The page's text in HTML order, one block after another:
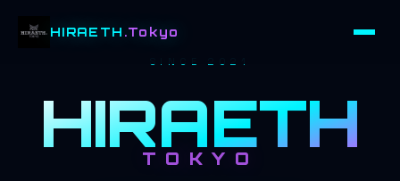
HIRAETH .Tokyo
SINCE 2021
HIRAETH
TOKYO